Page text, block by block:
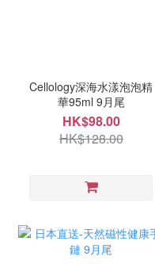
Cellology深海水漾泡泡精
華95ml 9月尾
HK$98.00
HK$128.00